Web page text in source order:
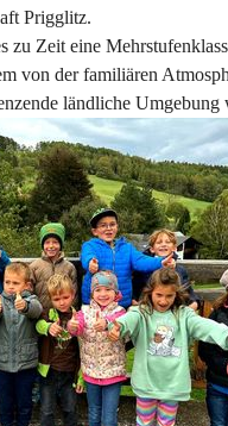
Prigglitz.
zu Zeit eine
von der familiären
ländliche